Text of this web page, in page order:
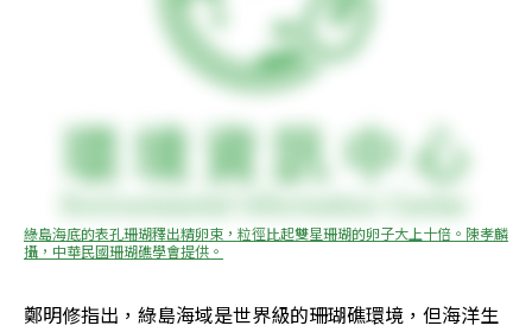
綠島海底的表孔珊瑚釋出精卵束，粒徑比起雙星珊瑚的卵子大上十倍。陳孝麟
攝，中華民國珊瑚礁學會提供。
鄭明修指出，綠島海域是世界級的珊瑚礁環境，但海洋生